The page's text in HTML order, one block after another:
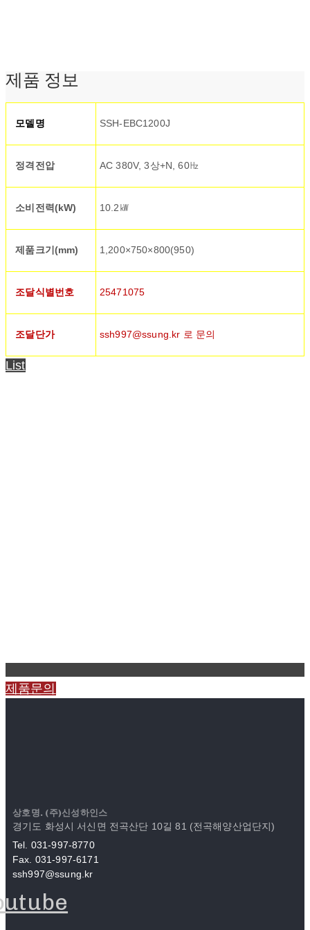
제품 정보
모델명 SSH-EBC1200J
정격전압 AC 380V, 3상+N, 60㎐
소비전력(kW) 10.2㎾
제품크기(mm) 1,200×750×800(950)
조달식별번호 25471075
조달단가 ssh997@ssung.kr 로 문의
List
제품문의
상호명. (주)신성하인스
경기도 화성시 서신면 전곡산단 10길 81 (전곡해양산업단지)
Tel. 031-997-8770
Fax. 031-997-6171
ssh997@ssung.kr